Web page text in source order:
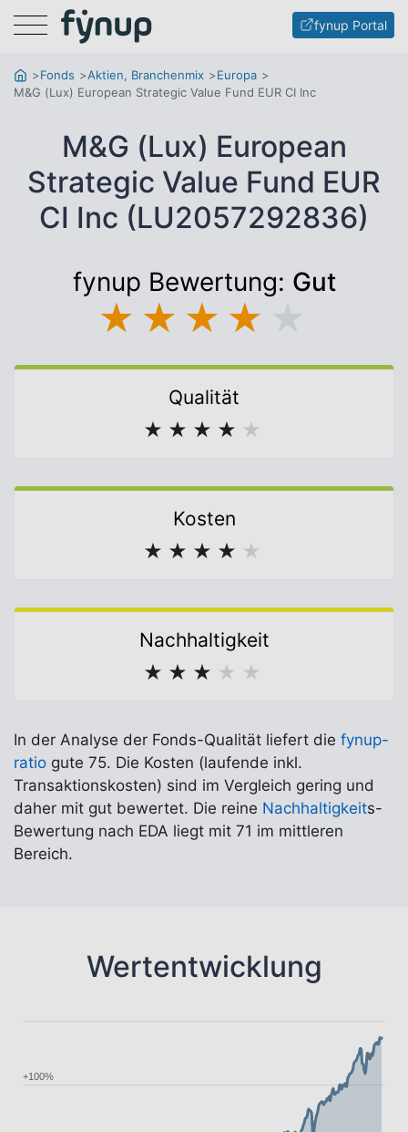
Menu fynup Portal
Fonds Aktien, Branchenmix
Europa
M&G (Lux) European Strategic Value Fund EUR CI Inc
M&G (Lux) European
Strategic Value Fund EUR
CI Inc (LU2057292836)
fynup Bewertung: Gut
★ ★ ★ ★
Qualität
★ ★ ★ ★ ★
Kosten
★ ★ ★ ★ ★
Nachhaltigkeit
★ ★ ★ ★ ★
In der Analyse der Fonds-Qualität liefert die fynup-
ratio gute 75. Die Kosten (laufende inkl.
Transaktionskosten) sind im Vergleich gering und
daher mit gut bewertet. Die reine Nachhaltigkeits-
Bewertung nach EDA liegt mit 71 im mittleren
Bereich.
Wertentwicklung
+100%